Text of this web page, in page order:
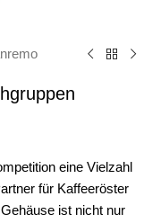
eine Vielzahl
für Kaffeeröster
ist nicht nur